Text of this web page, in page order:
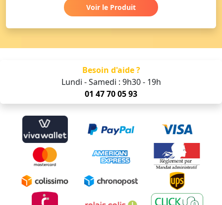
Voir le Produit
Besoin d'aide ?
Lundi - Samedi : 9h30 - 19h
01 47 70 05 93